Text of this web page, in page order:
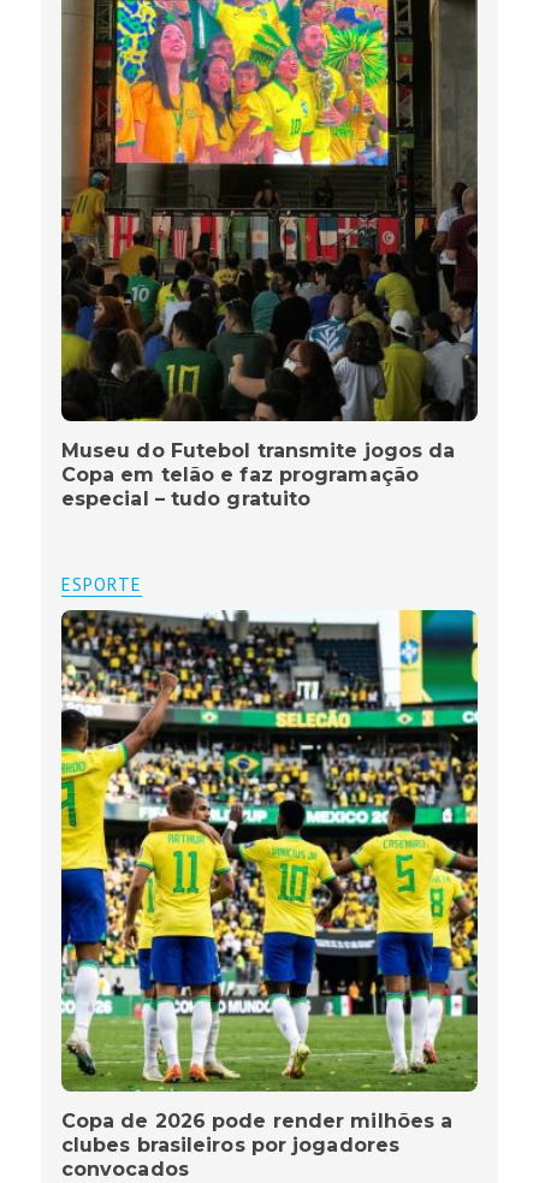
Museu do Futebol transmite jogos da
Copa em telão e faz programação
especial – tudo gratuito
ESPORTE
Copa de 2026 pode render milhões a
clubes brasileiros por jogadores
convocados